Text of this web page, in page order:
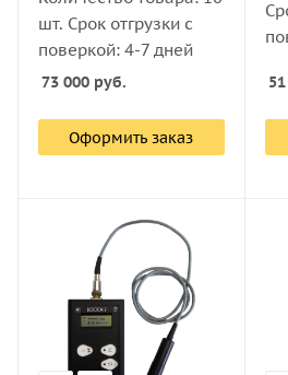
шт. Срок отгрузки с
поверкой: 4-7 дней
73 000 руб.
Оформить заказ